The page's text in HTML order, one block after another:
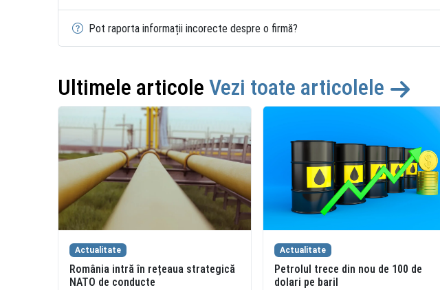
Pot raporta informații incorecte despre o firmă?
Ultimele articole Vezi toate articolele
Actualitate
România intră în rețeaua strategică
NATO de conducte
Actualitate
Petrolul trece din nou de 100 de
dolari pe baril